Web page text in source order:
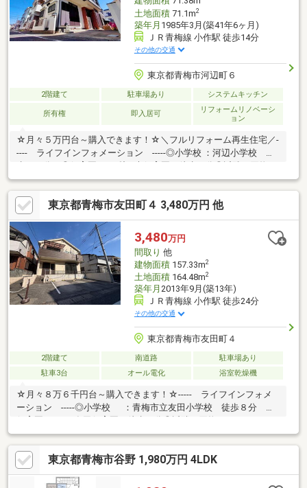
土地面積71.1m2
築年月 1985年3月(築41年6ヶ月)
ＪＲ青梅線 小作駅 徒歩14分
その他の交通
東京都青梅市河辺町６
2階建て 駐車場あり システムキッチン
所有権 即入居可
リフォームリノベーシ
ョン
☆月々５万円台～購入できます！☆＼フルリフォーム再生住宅／-
---- ライフインフォメーション -----◎小学校 ：河辺小学校 徒
スーパーオサム徒歩７分 ファミリーマート 徒歩３分 ◎
最寄り駅 ：JR青梅線「小作」駅 徒歩１２分-------- リフォーム
内容 --------・トイレ新品・洗面台新品・キッチン新品・お風呂新
品・クロス新品・フローリング新品・建具新品・室内クリーニン
グ・クッションフロア新品・白蟻点検 ・給湯器新品【コスモホ
ームでは専属の担当者がトータルサポート致します】
東京都青梅市友田町４ 3,480万円 他
3,480万円
間取り 他
建物面積157.33m2
土地面積164.48m2
築年月 2013年9月(築13年)
ＪＲ青梅線 小作駅 徒歩24分
その他の交通
東京都青梅市友田町４
2階建て 南道路
駐車場あり
駐車3台
オール電化 浴室乾燥機
☆月々８万６千円台～購入できます！☆----- ライフインフォメ
ーション -----◎小学校 ：青梅市立友田小学校 徒歩８分 ◎
ザム友田店 徒歩７分 ◎公共施設 ：湯本緑地 徒歩１
４分---------- ライフイメージ ----------☆LDK１８帖！■平成２５
年９月築のオール電化中古戸建！■自然に恵まれた潤いある住環
境♪■閑静な住宅街に立地！陽当たり・風通し・開放感良好♪【コ
スモホームでは専属の担当者がトータルサポート致します】物件
東京都青梅市谷野 1,980万円 4LDK